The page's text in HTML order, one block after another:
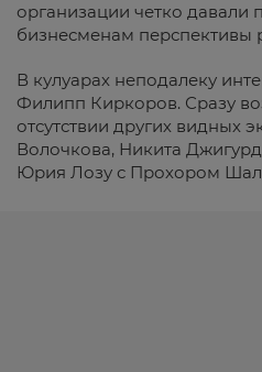
организации четко давали
бизнесменам перспективы
В кулуарах неподалеку
Филипп Киркоров. Сразу
отсутствии других видных
Волочкова, Никита
Юрия Лозу с Прохором